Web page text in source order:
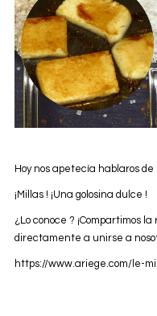
Hoy nos apetecía hablaros
¡Millas ! ¡Una golosina dulce !
¿Lo conoce ? ¡Compartimos
directamente a unirse a
https://www.ariege.com/le-